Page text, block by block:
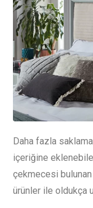
Daha fazla
içeriğine
çekmecesi
ürünler ile oldukça